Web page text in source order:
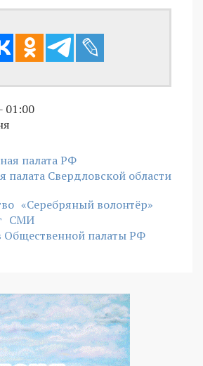
01:00
палата РФ
палата Свердловской области
«Серебряный волонтёр»
СМИ
Общественной палаты РФ